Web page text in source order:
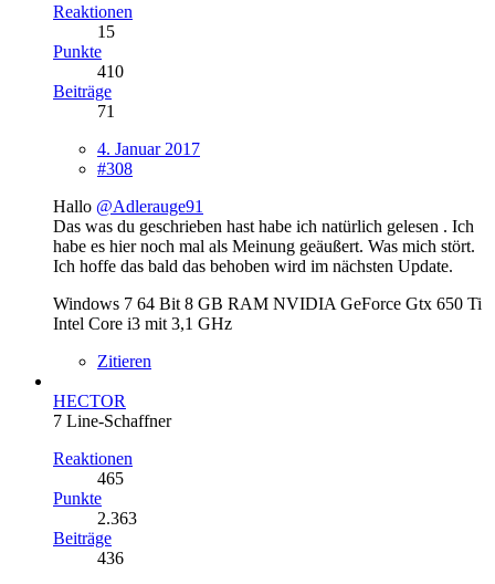
Reaktionen
15
Punkte
410
Beiträge
71
4. Januar 2017
#308
Hallo @Adlerauge91
Das was du geschrieben hast habe ich natürlich gelesen . Ich
habe es hier noch mal als Meinung geäußert. Was mich stört.
Ich hoffe das bald das behoben wird im nächsten Update.
Windows 7 64 Bit 8 GB RAM NVIDIA GeForce Gtx 650 Ti
Intel Core i3 mit 3,1 GHz
Zitieren
HECTOR
7 Line-Schaffner
Reaktionen
465
Punkte
2.363
Beiträge
436